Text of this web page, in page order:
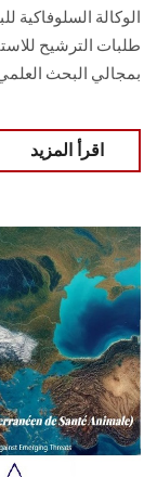
الوكالة السلوفاكية
طلبات الترشيح
‏بمجالي البحث
اقرأ المزيد